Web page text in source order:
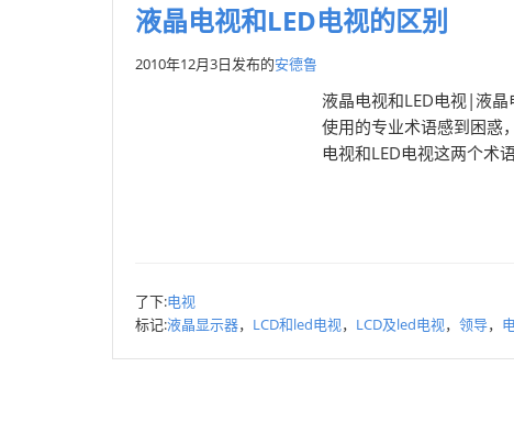
液晶电视和LED电视的区别
2010年12月3日发布的安德鲁
液晶电视和LED电视|液
使用的专业术语感到困惑
电视和LED电视这两个术
了下:电视
标记:液晶显示器， LCD和led电视， LCD及led电视， 领导，